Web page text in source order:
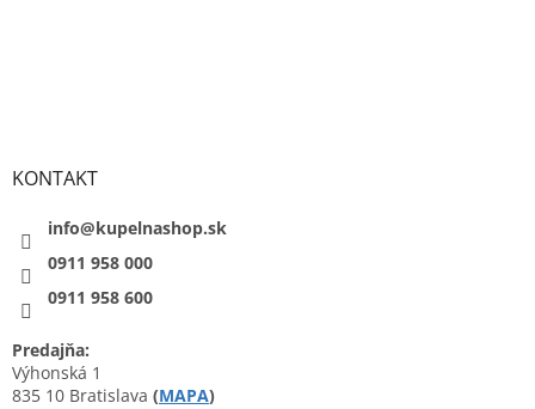
KONTAKT
info@kupelnashop.sk
0911 958 000
0911 958 600
Predajňa:
Výhonská 1
835 10 Bratislava (MAPA)